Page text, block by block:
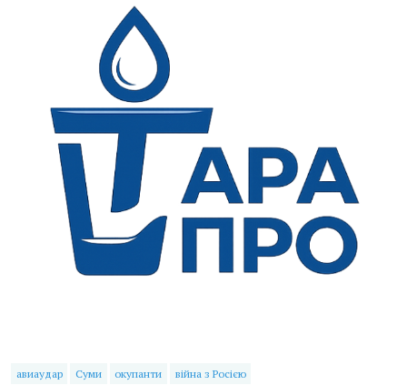
авиаудар Суми окупанти війна з Росією